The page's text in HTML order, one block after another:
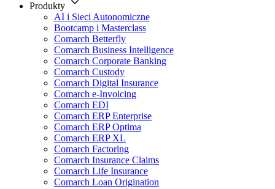
Produkty
AI i Sieci Autonomiczne
Bootcamp i Masterclass
Comarch Betterfly
Comarch Business Intelligence
Comarch Corporate Banking
Comarch Custody
Comarch Digital Insurance
Comarch e-Invoicing
Comarch EDI
Comarch ERP Enterprise
Comarch ERP Optima
Comarch ERP XL
Comarch Factoring
Comarch Insurance Claims
Comarch Life Insurance
Comarch Loan Origination